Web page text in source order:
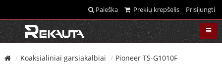
Paieška Prekių krepšelis Prisijungti
Koaksialiniai garsiakalbiai Pioneer TS-G1010F